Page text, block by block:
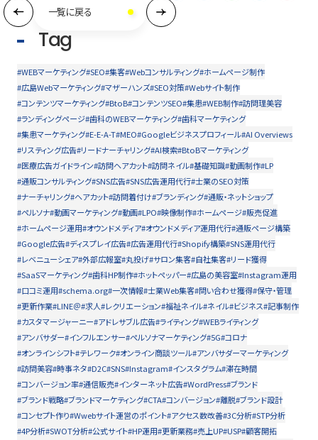
一覧に戻る
Tag
#WEBマーケティング#SEO#集客#Webコンサルティング#ホームページ制作
#広島Webマーケティング#マザーハンズ#SEO対策#Webサイト制作
#コンテンツマーケティング#BtoB#コンテンツSEO#集患#WEB制作#訪問理美容
#ランディングページ#歯科のWEBマーケティング#歯科マーケティング
#集患マーケティング#E-E-A-T#MEO#Googleビジネスプロフィール#AI Overviews
#リスティング広告#リードナーチャリング#AI検索#BtoBマーケティング
#医療広告ガイドライン#訪問ヘアカット#訪問ネイル#基礎知識#動画制作#LP
#通販コンサルティング#SNS広告#SNS広告運用代行#士業のSEO対策
#ナーチャリング#ヘアカット#訪問着付け#ブランディング#通販・ネットショップ
#ペルソナ#動画マーケティング#動画#LPO#映像制作#ホームページ#販売促進
#ホームページ運用#オウンドメディア#オウンドメディア運用代行#通販ページ構築
#Google広告#ディスプレイ広告#広告運用代行#Shopify構築#SNS運用代行
#レベニューシェア#外部広報室#丸投げ#サロン集客#自社集客#リード獲得
#SaaSマーケティング#歯科HP制作#ホットペッパー#広島の美容室#Instagram運用
#口コミ運用#schema.org#一次情報#士業Web集客#問い合わせ獲得#保守・管理
#更新作業#LINE＠#求人#レクリエーション#福祉ネイル#ネイル#ビジネス#記事制作
#カスタマージャーニー#アドレサブル広告#ライティング#WEBライティング
#アンバサダー#インフルエンサー#ペルソナマーケティング#5G#コロナ
#オンラインシフト#テレワーク#オンライン商談ツール#アンバサダーマーケティング
#訪問美容#時事ネタ#D2C#SNS#Instagram#インスタグラム#滞在時間
#コンバージョン率#通信販売#インターネット広告#WordPress#ブランド
#ブランド戦略#ブランドマーケティング#CTA#コンバージョン#離脱#ブランド設計
#コンセプト作り#Wwebサイト運営のポイント#アクセス数改善#3C分析#STP分析
#4P分析#SWOT分析#公式サイト#HP運用#更新業務#売上UP#USP#顧客開拓